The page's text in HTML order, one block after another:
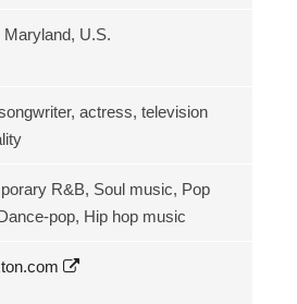
Maryland, U.S.
actress, television
R&B, Soul music, Pop
pop, Hip hop music